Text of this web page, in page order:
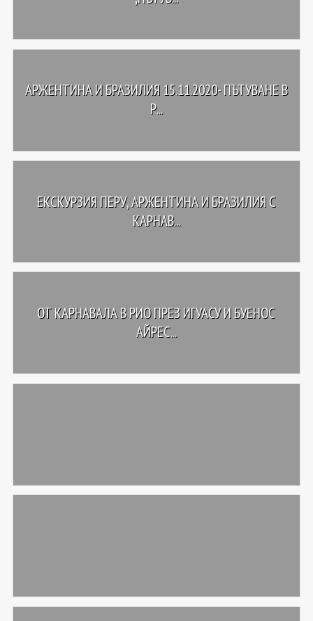
АРЖЕНТИНА И БРАЗИЛИЯ 15.11.2020- ПЪТУВАНЕ В
Р...
ЕКСКУРЗИЯ ПЕРУ, АРЖЕНТИНА И БРАЗИЛИЯ С
КАРНАВ...
ОТ КАРНАВАЛА В РИО ПРЕЗ ИГУАСУ И БУЕНОС
АЙРЕС...